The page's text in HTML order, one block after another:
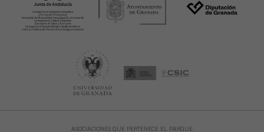
ASOCIACIONES QUE PERTENECE EL PARQUE